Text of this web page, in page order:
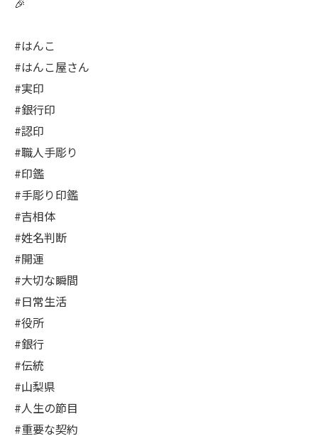
#はんこ
#はんこ屋さん
#実印
#銀行印
#認印
#職人手彫り
#印鑑
#手彫り印鑑
#吉相体
#姓名判断
#開運
#大切な瞬間
#日常生活
#役所
#銀行
#伝統
#山梨県
#人生の節目
#重要な契約